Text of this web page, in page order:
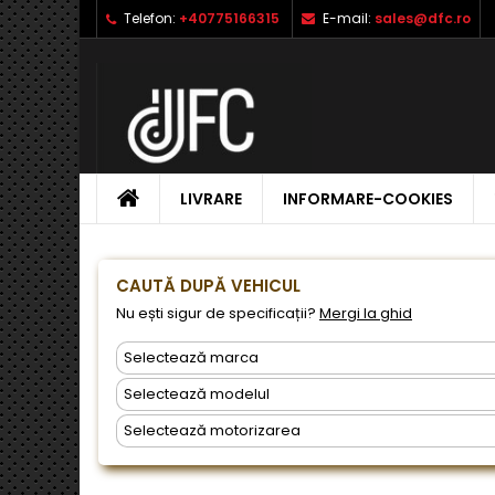
Telefon: +40775166315 E-mail: sales@dfc.ro
ACASALIVRARE INFORMARE-COOKIES
CAUTĂ DUPĂ VEHICUL
Nu ești sigur de specificații? Mergi la ghid